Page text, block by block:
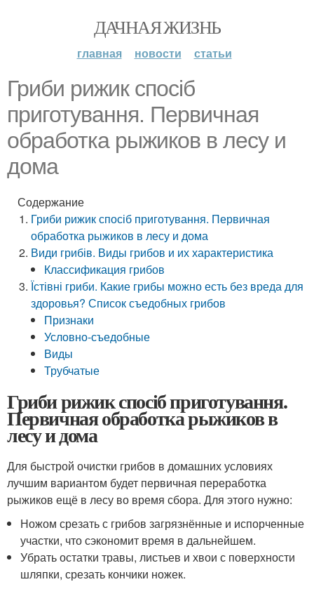
ДАЧНАЯ ЖИЗНЬ
главная новости статьи
Гриби рижик спосіб
приготування. Первичная
обработка рыжиков в лесу и
дома
Содержание
Гриби рижик спосіб приготування. Первичная
обработка рыжиков в лесу и дома
Види грибів. Виды грибов и их характеристика
Классификация грибов
Їстівні гриби. Какие грибы можно есть без вреда для
здоровья? Список съедобных грибов
Признаки
Условно-съедобные
Виды
Трубчатые
Гриби рижик спосіб приготування.
Первичная обработка рыжиков в
лесу и дома
Для быстрой очистки грибов в домашних условиях
лучшим вариантом будет первичная переработка
рыжиков ещё в лесу во время сбора. Для этого нужно:
Ножом срезать с грибов загрязнённые и испорченные
участки, что сэкономит время в дальнейшем.
Убрать остатки травы, листьев и хвои с поверхности
шляпки, срезать кончики ножек.